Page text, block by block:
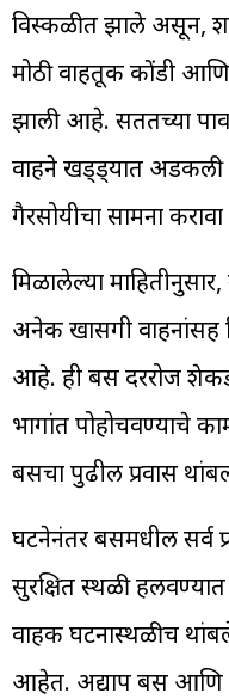
विस्कळीत झाले असून,
मोठी वाहतूक कोंडी आणि
झाली आहे. सततच्या
वाहने खड्ड्यात अडकली
गैरसोयीचा सामना
मिळालेल्या
अनेक खासगी
आहे. ही बस दररोज शेकडो
भागांत पोहोचवण्याचे
बसचा पुढील प्रवास
घटनेनंतर बसमधील सर्व
सुरक्षित स्थळी
वाहक घटनास्थळीच
आहेत. अद्याप बस आणि